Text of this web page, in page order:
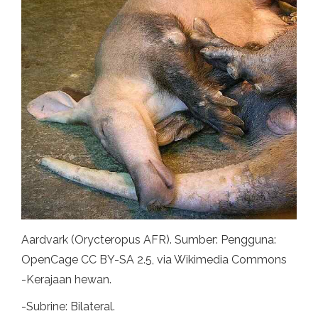
Aardvark (Orycteropus AFR). Sumber: Pengguna:
OpenCage CC BY-SA 2.5, via Wikimedia Commons
-Kerajaan hewan.
-Subrine: Bilateral.